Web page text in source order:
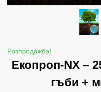
Разпродажба!
Екопроп-NX –
гъби +